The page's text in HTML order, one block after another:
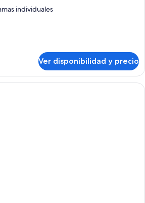
individuales
Ver disponibilidad y precio